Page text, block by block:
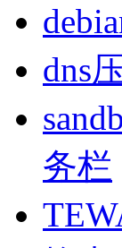
dns
务栏